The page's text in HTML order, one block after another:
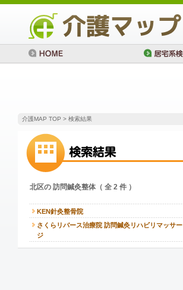
介護MAP TOP > 検索結果
北区の 訪問鍼灸整体（ 全 2 件 ）
KEN針灸整骨院
さくらリバース治療院 訪問鍼灸リハビリマッサー
ジ